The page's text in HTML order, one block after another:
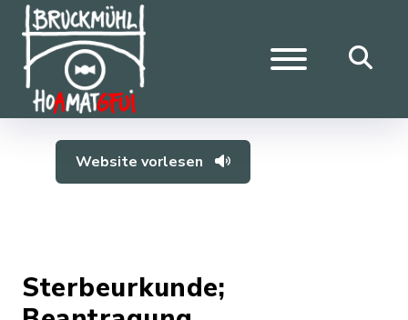
Website vorlesen
Sterbeurkunde;